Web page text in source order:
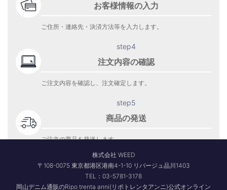
お客様情報の入力
ご住所・連絡先・決済方法等を入力します。
step4
注文内容の確認
ご注文内容を確認し、注文確定します。
step5
商品の発送
ご注文の商品を発送します。
株式会社 WEED
〒108-0075 東京都港区港南4-1-10 リバージュ品川1403
TEL：03-5781-3178
岡山デニム通販のRipo trenta anni(リポトレンタアンニ)公式オンライン